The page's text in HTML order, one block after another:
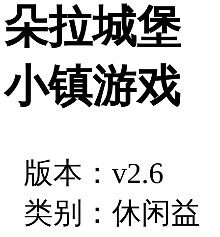
朵拉城堡
小镇游戏
版本：v2.6
类别：休闲益